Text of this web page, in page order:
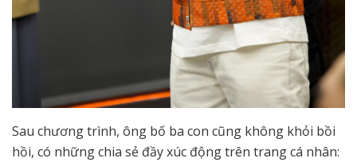
Sau chương trình, ông bố ba con cũng không khỏi bồi
hồi, có những chia sẻ đầy xúc động trên trang cá nhân: